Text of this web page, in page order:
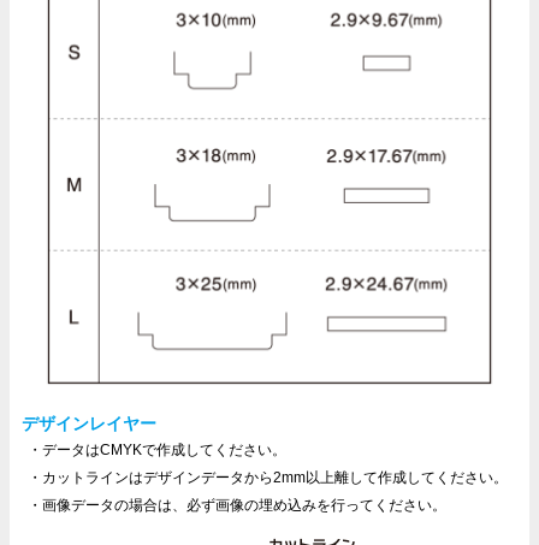
デザインレイヤー
データはCMYKで作成してください。
カットラインはデザインデータから2mm以上離して作成してください。
画像データの場合は、必ず画像の埋め込みを行ってください。